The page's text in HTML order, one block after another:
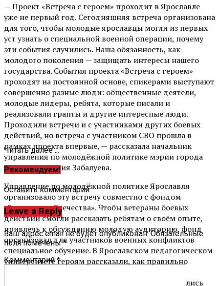
— Проект «Встреча с героем» проходит в Ярославле
уже не первый год. Сегодняшняя встреча организована
для того, чтобы молодые ярославцы могли из первых
уст узнать о специальной военной операции, почему
эти события случились. Наша обязанность, как
молодого поколения — защищать интересы нашего
государства. События проекта «Встреча с героем»
проходят на постоянной основе, спикерами выступают
совершенно разные люди: общественные деятели,
молодые лидеры, ребята, которые писали и
реализовали гранты и другие интересные люди.
Проходили встречи и с участниками других боевых
действий, но встреча с участником СВО прошла в
рамках проекта впервые, — рассказала начальник
управления по молодёжной политике мэрии города
Ярославля Мария Забалуева.
Управление по молодёжной политике Ярославля
организовало эту встречу совместно с фондом
«Защитники Отечества». Чтобы ветераны боевых
действий смогли рассказать ребятам о своём опыте,
привлечь к обсуждению молодую аудиторию, фонд
организовал для участников военных конфликтов
специальное обучение. В Ярославском педагогическом
университете героям рассказали, как правильно
аудиторией, чтобы встречи и разговоры получились
Читать далее ...
Рекомендуем!
Оставить комментарий
Leave a Reply
Ваш адрес email не будет опубликован. Обязательные
поля помечены*
Комментарий*